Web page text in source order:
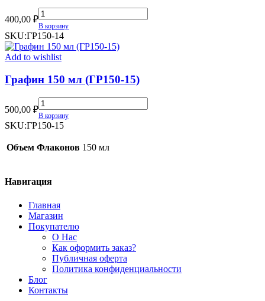
400,00 ₽
Графин
150
мл
(ГР150-
14)
В корзину
SKU:ГР150-14
Add to wishlist
Графин 150 мл (ГР150-15)
500,00 ₽
Графин
150
мл
15)
В корзину
SKU:ГР150-15
Объем Флаконов 150 мл
Навигация
Главная
Магазин
Покупателю
О Нас
Как оформить заказ?
Публичная оферта
Политика конфиденциальности
Блог
Контакты